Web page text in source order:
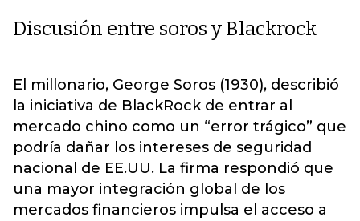
Discusión entre soros y Blackrock
El millonario, George Soros (1930), describió
la iniciativa de BlackRock de entrar al
mercado chino como un “error trágico” que
podría dañar los intereses de seguridad
nacional de EE.UU. La firma respondió que
una mayor integración global de los
mercados financieros impulsa el acceso a